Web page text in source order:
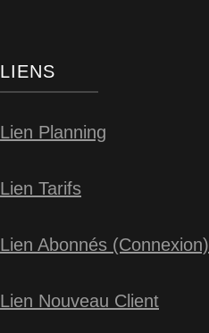
LIENS
Lien Planning
Lien Tarifs
Lien Abonnés (Connexion)
Lien Nouveau Client